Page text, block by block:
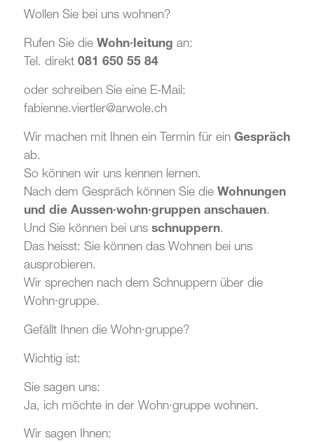
Wollen Sie bei uns wohnen?
Rufen Sie die Wohn·leitung an:
Tel. direkt 081 650 55 84
oder schreiben Sie eine E-Mail:
fabienne.viertler@arwole.ch
Wir machen mit Ihnen ein Termin für ein Gespräch
ab.
So können wir uns kennen lernen.
Nach dem Gespräch können Sie die Wohnungen
und die Aussen·wohn·gruppen anschauen.
Und Sie können bei uns schnuppern.
Das heisst: Sie können das Wohnen bei uns
ausprobieren.
Wir sprechen nach dem Schnuppern über die
Wohn·gruppe.
Gefällt Ihnen die Wohn·gruppe?
Wichtig ist:
Sie sagen uns:
Ja, ich möchte in der Wohn·gruppe wohnen.
Wir sagen Ihnen: